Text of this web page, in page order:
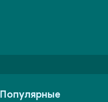
Популярные